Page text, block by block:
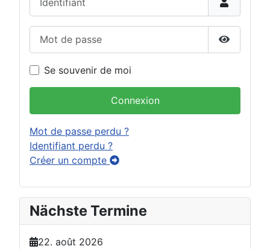
Afficher
Se souvenir de moi
Connexion
Mot de passe perdu ?
Identifiant perdu ?
Créer un compte
Nächste Termine
22. août 2026